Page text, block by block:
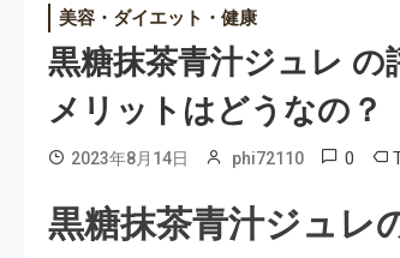
美容・ダイエット・健康
黒糖抹茶青汁ジュレ
メリットはどうなの？
2023年8月14日 phi72110 0
黒糖抹茶青汁ジュレ